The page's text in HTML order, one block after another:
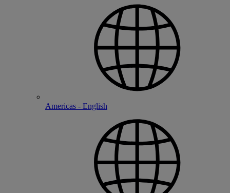
Americas - English